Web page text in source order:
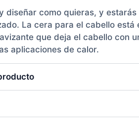
diseñar como quieras, y
La cera para el cabello
que deja el cabello con
aplicaciones de calor.